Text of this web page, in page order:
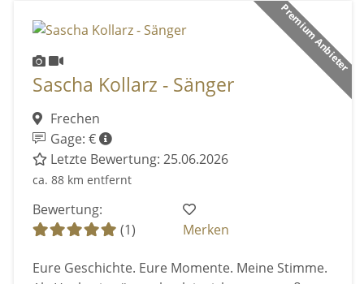
Premium Anbieter
Sascha Kollarz - Sänger
Frechen
Gage: €
Letzte Bewertung: 25.06.2026
ca. 88 km entfernt
Bewertung:
(1)
Merken
Eure Geschichte. Eure Momente. Meine Stimme.